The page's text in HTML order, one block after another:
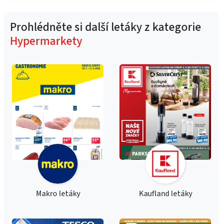
Prohlédněte si další letáky z kategorie
Hypermarkety
Makro letáky Kaufland letáky